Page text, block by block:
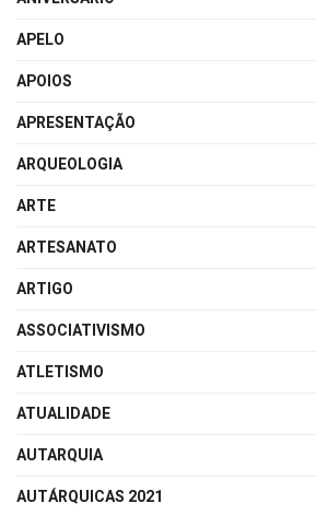
APELO
APOIOS
APRESENTAÇÃO
ARQUEOLOGIA
ARTE
ARTESANATO
ARTIGO
ASSOCIATIVISMO
ATLETISMO
ATUALIDADE
AUTARQUIA
AUTÁRQUICAS 2021